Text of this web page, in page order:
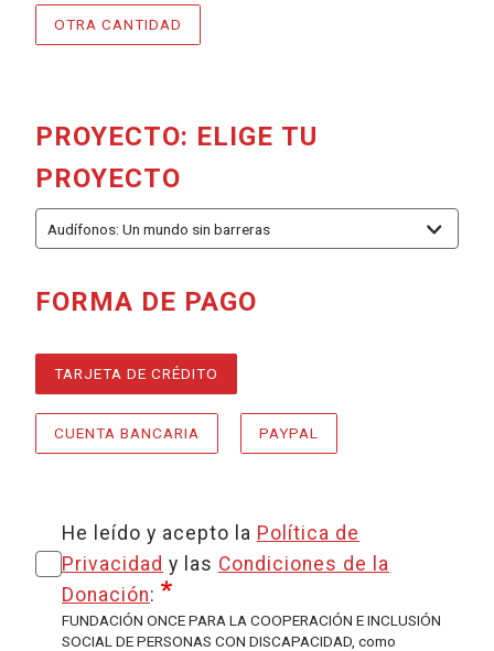
OTRA CANTIDAD
PROYECTO: ELIGE TU
PROYECTO
FORMA DE PAGO
MÉTODOS DE PAGO
TARJETA DE CRÉDITO
CUENTA BANCARIA PAYPAL
He leído y acepto la Política de
Privacidad y las Condiciones de la
Donación:
FUNDACIÓN ONCE PARA LA COOPERACIÓN E INCLUSIÓN
SOCIAL DE PERSONAS CON DISCAPACIDAD, como